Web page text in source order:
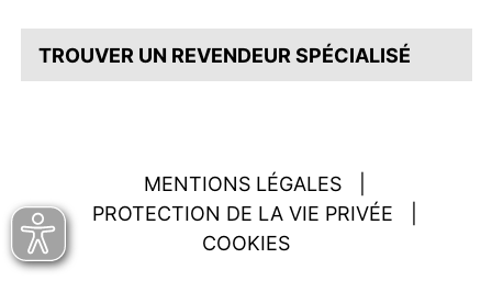
TROUVER UN REVENDEUR SPÉCIALISÉ
MENTIONS LÉGALES
PROTECTION DE LA VIE PRIVÉE
COOKIES